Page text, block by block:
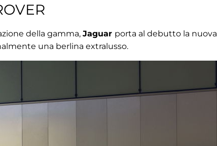
della gamma, Jaguar porta al debutto la nuova
una berlina extralusso.